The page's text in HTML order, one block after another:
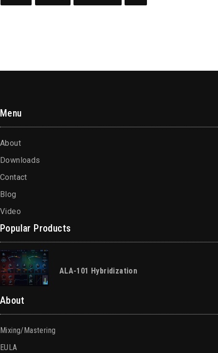
Menu
About
Downloads
Contact
Blog
Video
Popular Products
ALA-101 Hybridization
About
Mixing/Mastering
EULA